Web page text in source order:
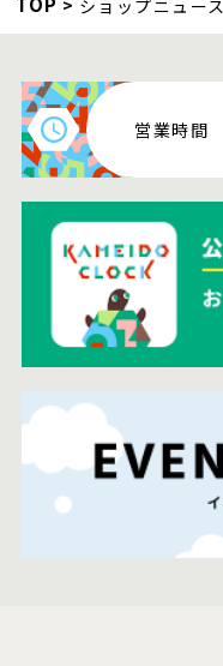
ショップニュース
営業時間